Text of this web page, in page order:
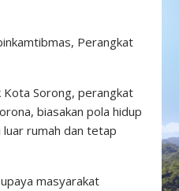
Perangkat
Sorong, perangkat
biasakan pola hidup
rumah dan tetap
masyarakat